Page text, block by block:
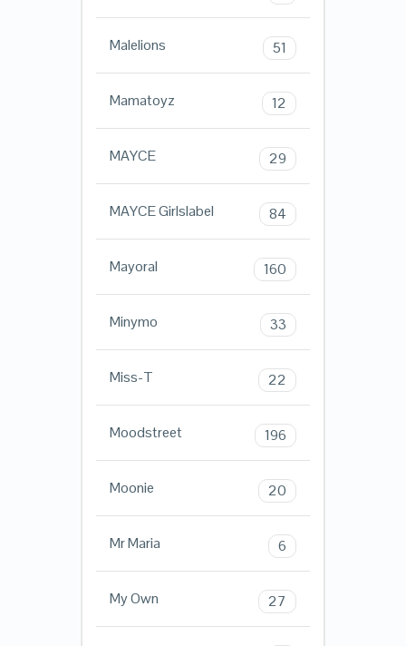
Malelions 51
Mamatoyz 12
MAYCE 29
MAYCE Girlslabel 84
Mayoral 160
Minymo 33
Miss-T 22
Moodstreet 196
Moonie 20
Mr Maria 6
My Own 27